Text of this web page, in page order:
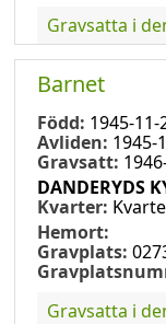
Gravsatta i
Barnet
Född: 1945-11-
Avliden: 1945-
Gravsatt:
DANDERYDS
Kvarter:
Hemort:
Gravplats:
Gravsatta i